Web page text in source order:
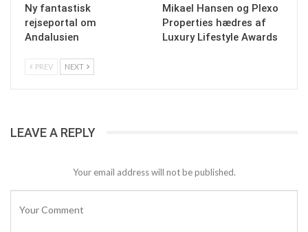
Ny fantastisk
rejseportal om
Andalusien
Mikael Hansen og Plexo
Properties hædres af
Luxury Lifestyle Awards
PREV NEXT
LEAVE A REPLY
Your email address will not be published.